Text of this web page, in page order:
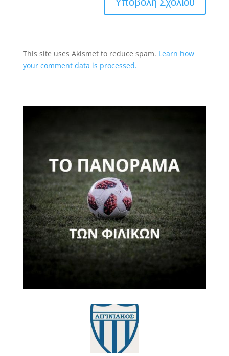
This site uses Akismet to reduce spam. Learn how
your comment data is processed.